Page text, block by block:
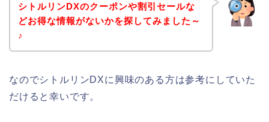
シトルリンDXのクーポンや割引セールな
どお得な情報がないかを探してみました～
♪
なのでシトルリンDXに興味のある方は参考にしていた
だけると幸いです。